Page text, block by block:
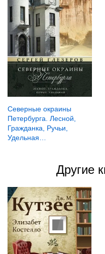
Северные окраины
Петербурга. Лесной,
Гражданка, Ручьи,
Удельная…
Другие